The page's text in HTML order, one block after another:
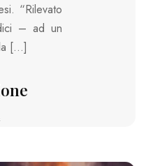
“Rilevato
– ad un
[…]